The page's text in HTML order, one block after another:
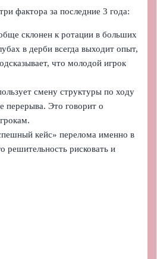
фактора за последние 3 года:
склонен к ротации в больших
в дерби всегда выходит опыт,
что молодой игрок
смену структуры по ходу
перерыва. Это говорит о
кейс» перелома именно в
решительность рисковать и